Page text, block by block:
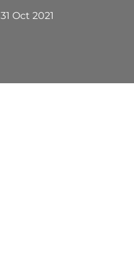
31 Oct 2021